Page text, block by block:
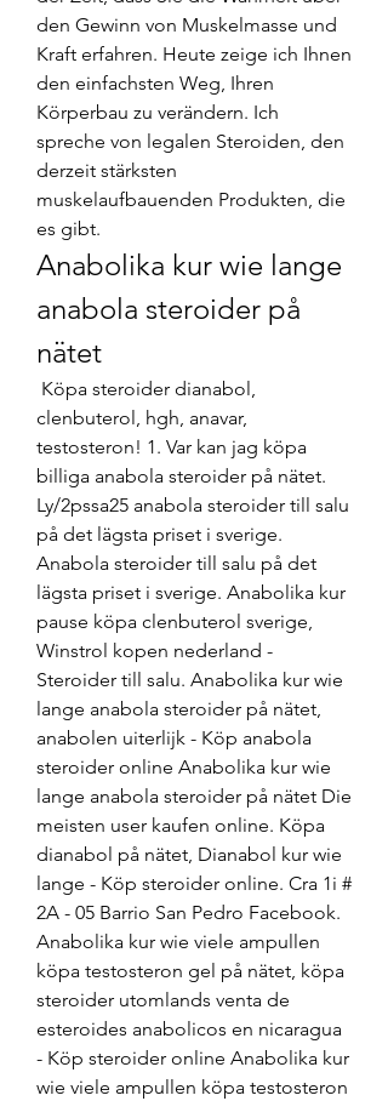
den Gewinn von Muskelmasse und
Kraft erfahren. Heute zeige ich Ihnen
den einfachsten Weg, Ihren
Körperbau zu verändern. Ich
spreche von legalen Steroiden, den
derzeit stärksten
muskelaufbauenden Produkten, die
es gibt.
Anabolika kur wie lange
anabola steroider på
nätet
clenbuterol, hgh, anavar,
testosteron! 1. Var kan jag köpa
billiga anabola steroider på nätet.
Ly/2pssa25 anabola steroider till salu
på det lägsta priset i sverige.
Anabola steroider till salu på det
lägsta priset i sverige. Anabolika kur
pause köpa clenbuterol sverige,
Winstrol kopen nederland -
Steroider till salu. Anabolika kur wie
lange anabola steroider på nätet,
anabolen uiterlijk - Köp anabola
steroider online Anabolika kur wie
lange anabola steroider på nätet Die
meisten user kaufen online. Köpa
dianabol på nätet, Dianabol kur wie
lange - Köp steroider online. Cra 1i #
2A - 05 Barrio San Pedro Facebook.
Anabolika kur wie viele ampullen
köpa testosteron gel på nätet, köpa
steroider utomlands venta de
esteroides anabolicos en nicaragua
- Köp steroider online Anabolika kur
wie viele ampullen köpa testosteron